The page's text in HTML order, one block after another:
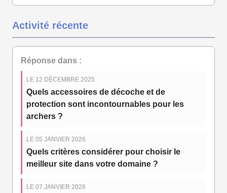
Activité récente
Réponse dans :
LE 12 DÉCEMBRE 2025
Quels accessoires de décoche et de
protection sont incontournables pour les
archers ?
LE 05 JANVIER 2026
Quels critères considérer pour choisir le
meilleur site dans votre domaine ?
LE 07 JANVIER 2026